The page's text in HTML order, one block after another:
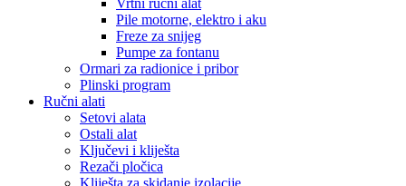
Vrtni ručni alat
Pile motorne, elektro i aku
Freze za snijeg
Pumpe za fontanu
Ormari za radionice i pribor
Plinski program
Ručni alati
Setovi alata
Ostali alat
Ključevi i kliješta
Rezači pločica